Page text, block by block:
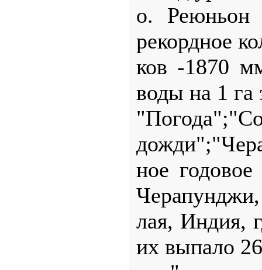
о. Реюньон
рекордное
ков -1870
воды на 1 га
ное годовое
лая, Индия,
их выпало